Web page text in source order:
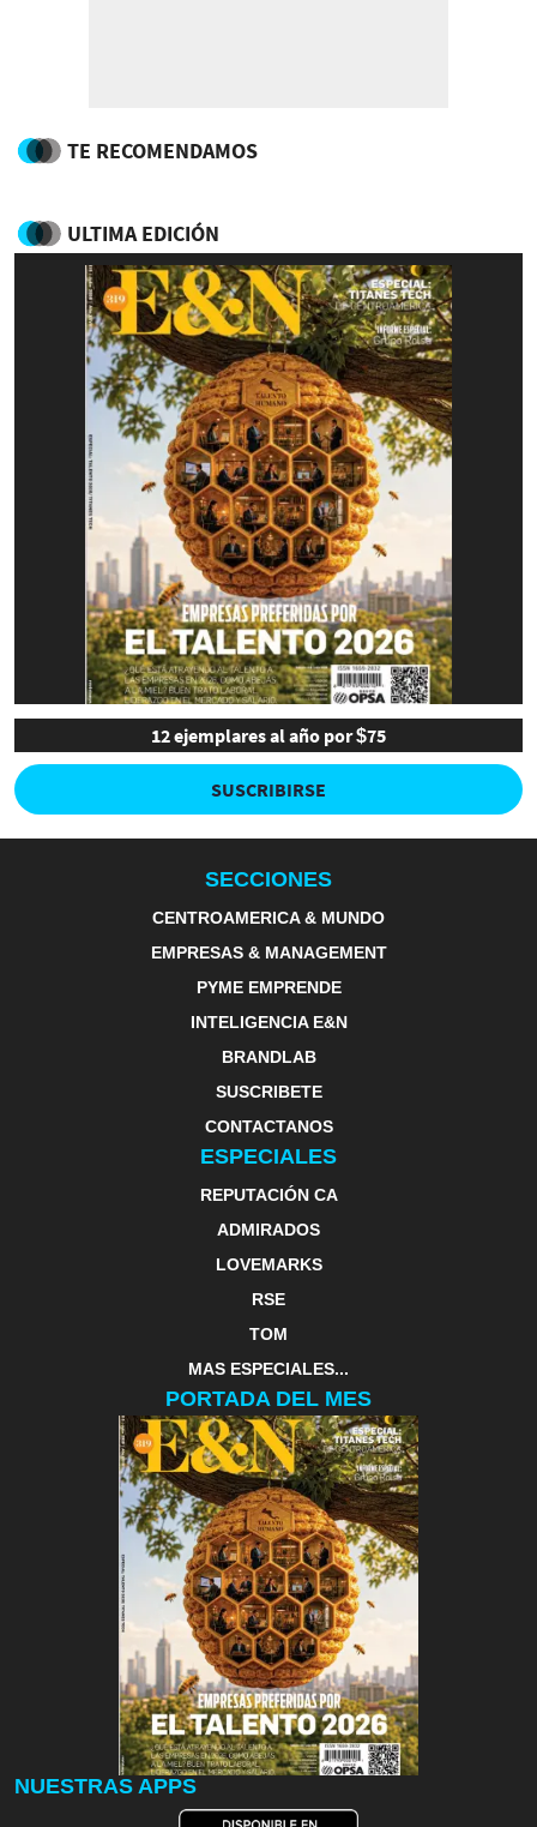
TE RECOMENDAMOS
ULTIMA EDICIÓN
12 ejemplares al año por $75
SUSCRIBIRSE
SECCIONES
CENTROAMERICA & MUNDO
EMPRESAS & MANAGEMENT
PYME EMPRENDE
INTELIGENCIA E&N
BRANDLAB
SUSCRIBETE
CONTACTANOS
ESPECIALES
REPUTACIÓN CA
ADMIRADOS
LOVEMARKS
RSE
TOM
MAS ESPECIALES...
PORTADA DEL MES
NUESTRAS APPS